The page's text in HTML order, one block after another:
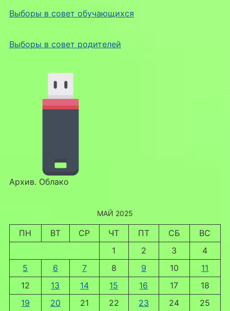
Выборы в совет обучающихся
Выборы в совет родителей
Архив. Облако
МАЙ 2025
ПН ВТ СР ЧТ ПТ СБ
ВС
1
2 3
4
5
6 7 8 9 10
11
12
13 14 15 16 17
18
19
20 21 22 23 24
25